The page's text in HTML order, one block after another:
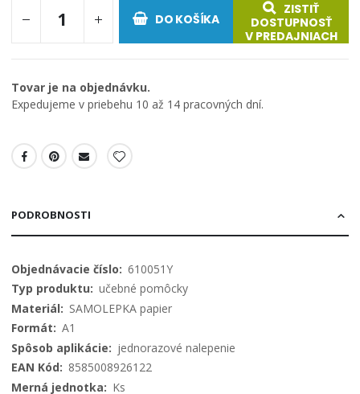
DO KOŠÍKA
ZISTIŤ
DOSTUPNOSŤ
V PREDAJNIACH
Tovar je na objednávku.
Expedujeme v priebehu 10 až 14 pracovných dní.
PODROBNOSTI
Viac
informácií
610051Y
učebné pomôcky
SAMOLEPKA papier
A1
jednorazové nalepenie
8585008926122
Ks